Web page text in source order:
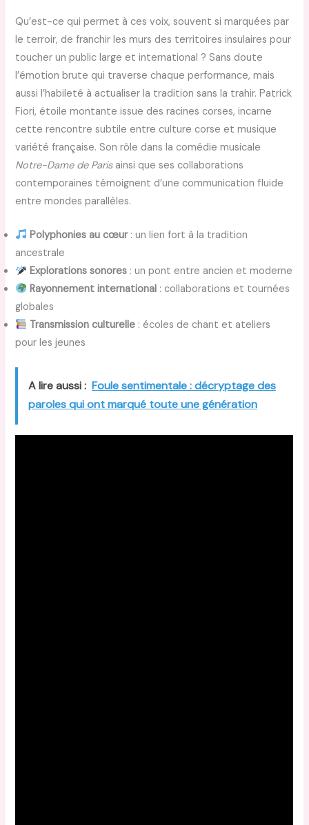
Qu’est-ce qui permet à ces voix, souvent si marquées par
le terroir, de franchir les murs des territoires insulaires pour
toucher un public large et international ? Sans doute
l’émotion brute qui traverse chaque performance, mais
aussi l’habileté à actualiser la tradition sans la trahir. Patrick
Fiori, étoile montante issue des racines corses, incarne
cette rencontre subtile entre culture corse et musique
variété française. Son rôle dans la comédie musicale
Notre-Dame de Parisainsi que ses collaborations
contemporaines témoignent d’une communication fluide
entre mondes parallèles.
Polyphonies au cœur: un lien fort à la tradition
ancestrale
Explorations sonores : un pont entre ancien et moderne
Rayonnement international : collaborations et tournées
globales
Transmission culturelle : écoles de chant et ateliers
pour les jeunes
A lire aussi : Foule sentimentale : décryptage des
paroles qui ont marqué toute une génération